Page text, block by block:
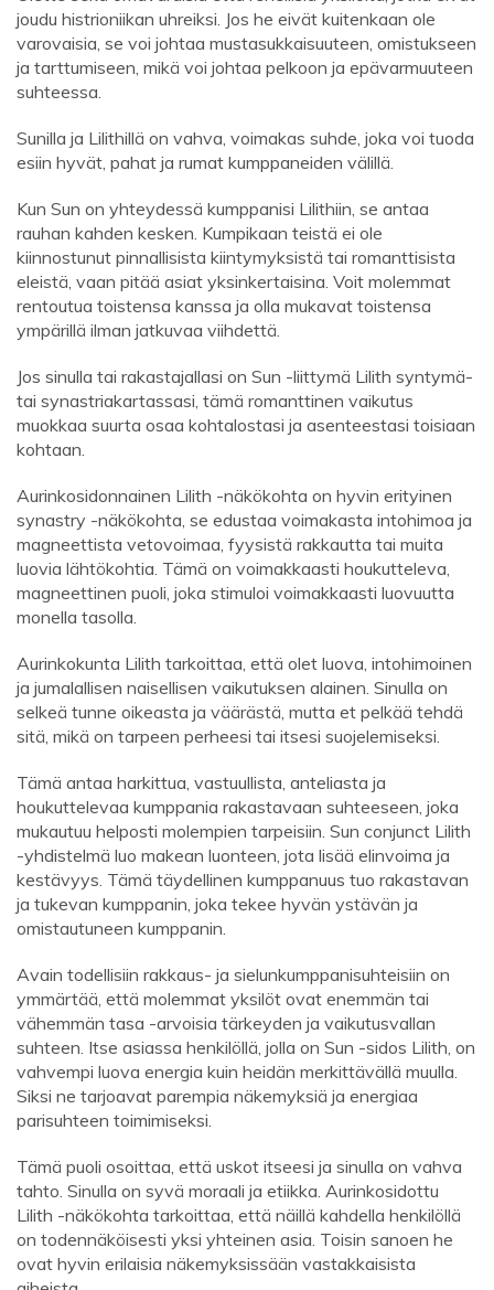
joudu histrioniikan uhreiksi. Jos he eivät kuitenkaan ole
varovaisia, se voi johtaa mustasukkaisuuteen, omistukseen
ja tarttumiseen, mikä voi johtaa pelkoon ja epävarmuuteen
suhteessa.
Sunilla ja Lilithillä on vahva, voimakas suhde, joka voi tuoda
esiin hyvät, pahat ja rumat kumppaneiden välillä.
Kun Sun on yhteydessä kumppanisi Lilithiin, se antaa
rauhan kahden kesken. Kumpikaan teistä ei ole
kiinnostunut pinnallisista kiintymyksistä tai romanttisista
eleistä, vaan pitää asiat yksinkertaisina. Voit molemmat
rentoutua toistensa kanssa ja olla mukavat toistensa
ympärillä ilman jatkuvaa viihdettä.
Jos sinulla tai rakastajallasi on Sun -liittymä Lilith syntymä-
tai synastriakartassasi, tämä romanttinen vaikutus
muokkaa suurta osaa kohtalostasi ja asenteestasi toisiaan
kohtaan.
Aurinkosidonnainen Lilith -näkökohta on hyvin erityinen
synastry -näkökohta, se edustaa voimakasta intohimoa ja
magneettista vetovoimaa, fyysistä rakkautta tai muita
luovia lähtökohtia. Tämä on voimakkaasti houkutteleva,
magneettinen puoli, joka stimuloi voimakkaasti luovuutta
monella tasolla.
Aurinkokunta Lilith tarkoittaa, että olet luova, intohimoinen
ja jumalallisen naisellisen vaikutuksen alainen. Sinulla on
selkeä tunne oikeasta ja väärästä, mutta et pelkää tehdä
sitä, mikä on tarpeen perheesi tai itsesi suojelemiseksi.
Tämä antaa harkittua, vastuullista, anteliasta ja
houkuttelevaa kumppania rakastavaan suhteeseen, joka
mukautuu helposti molempien tarpeisiin. Sun conjunct Lilith
-yhdistelmä luo makean luonteen, jota lisää elinvoima ja
kestävyys. Tämä täydellinen kumppanuus tuo rakastavan
ja tukevan kumppanin, joka tekee hyvän ystävän ja
omistautuneen kumppanin.
Avain todellisiin rakkaus- ja sielunkumppanisuhteisiin on
ymmärtää, että molemmat yksilöt ovat enemmän tai
vähemmän tasa -arvoisia tärkeyden ja vaikutusvallan
suhteen. Itse asiassa henkilöllä, jolla on Sun -sidos Lilith, on
vahvempi luova energia kuin heidän merkittävällä muulla.
Siksi ne tarjoavat parempia näkemyksiä ja energiaa
parisuhteen toimimiseksi.
Tämä puoli osoittaa, että uskot itseesi ja sinulla on vahva
tahto. Sinulla on syvä moraali ja etiikka. Aurinkosidottu
Lilith -näkökohta tarkoittaa, että näillä kahdella henkilöllä
on todennäköisesti yksi yhteinen asia. Toisin sanoen he
ovat hyvin erilaisia ​​näkemyksissään vastakkaisista